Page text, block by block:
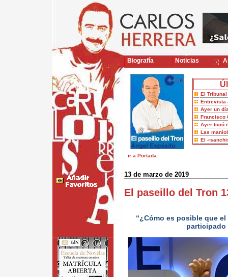
El
Entrevista
Ayer un
Francisco
Ayer tocó
Las
El
ir a Portada
13 de marzo de 2019
El paseillo del Tron
“¿Cómo es posible que
Biografía Noticias